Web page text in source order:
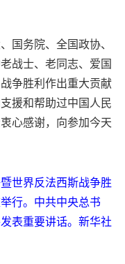
国务院、全国政协、
战士、老同志、爱国
争胜利作出重大贡献
援和帮助过中国人民
心感谢，向参加今天
世界反法西斯战争胜
行。中共中央总书
表重要讲话。新华社